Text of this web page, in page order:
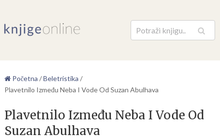
Pretraga
Početna /Beletristika /
Plavetnilo Između Neba I Vode Od Suzan Abulhava
Plavetnilo Između Neba I Vode Od
Suzan Abulhava